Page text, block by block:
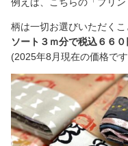
柄は一切お選びいただく
ソート３ｍ分で税込６６０
(2025年8月現在の価格で